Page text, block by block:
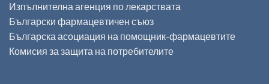
Изпълнителна агенция по лекарствата
Български фармацевтичен съюз
Българска асоциация на помощник-фармацевтите
Комисия за защита на потребителите